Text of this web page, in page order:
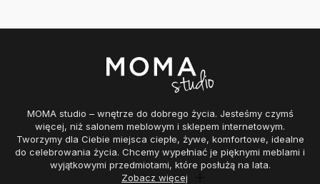
MOMA studio – wnętrze do dobrego życia. Jesteśmy czymś
więcej, niż salonem meblowym i sklepem internetowym.
Tworzymy dla Ciebie miejsca ciepłe, żywe, komfortowe, idealne
do celebrowania życia. Chcemy wypełniać je pięknymi meblami i
wyjątkowymi przedmiotami, które posłużą na lata.
Zobacz więcej